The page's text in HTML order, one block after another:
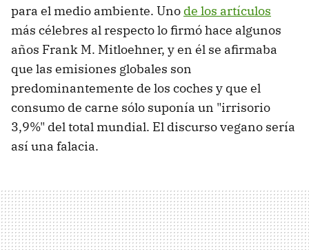
para el medio ambiente. Uno de los artículos
más célebres al respecto lo firmó hace algunos
años Frank M. Mitloehner, y en él se afirmaba
que las emisiones globales son
predominantemente de los coches y que el
consumo de carne sólo suponía un "irrisorio
3,9%" del total mundial. El discurso vegano sería
así una falacia.